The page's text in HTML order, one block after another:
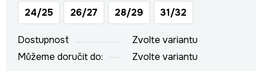
24/25 26/27 28/29 31/32
Dostupnost
Zvolte variantu
Můžeme doručit do:
Zvolte variantu